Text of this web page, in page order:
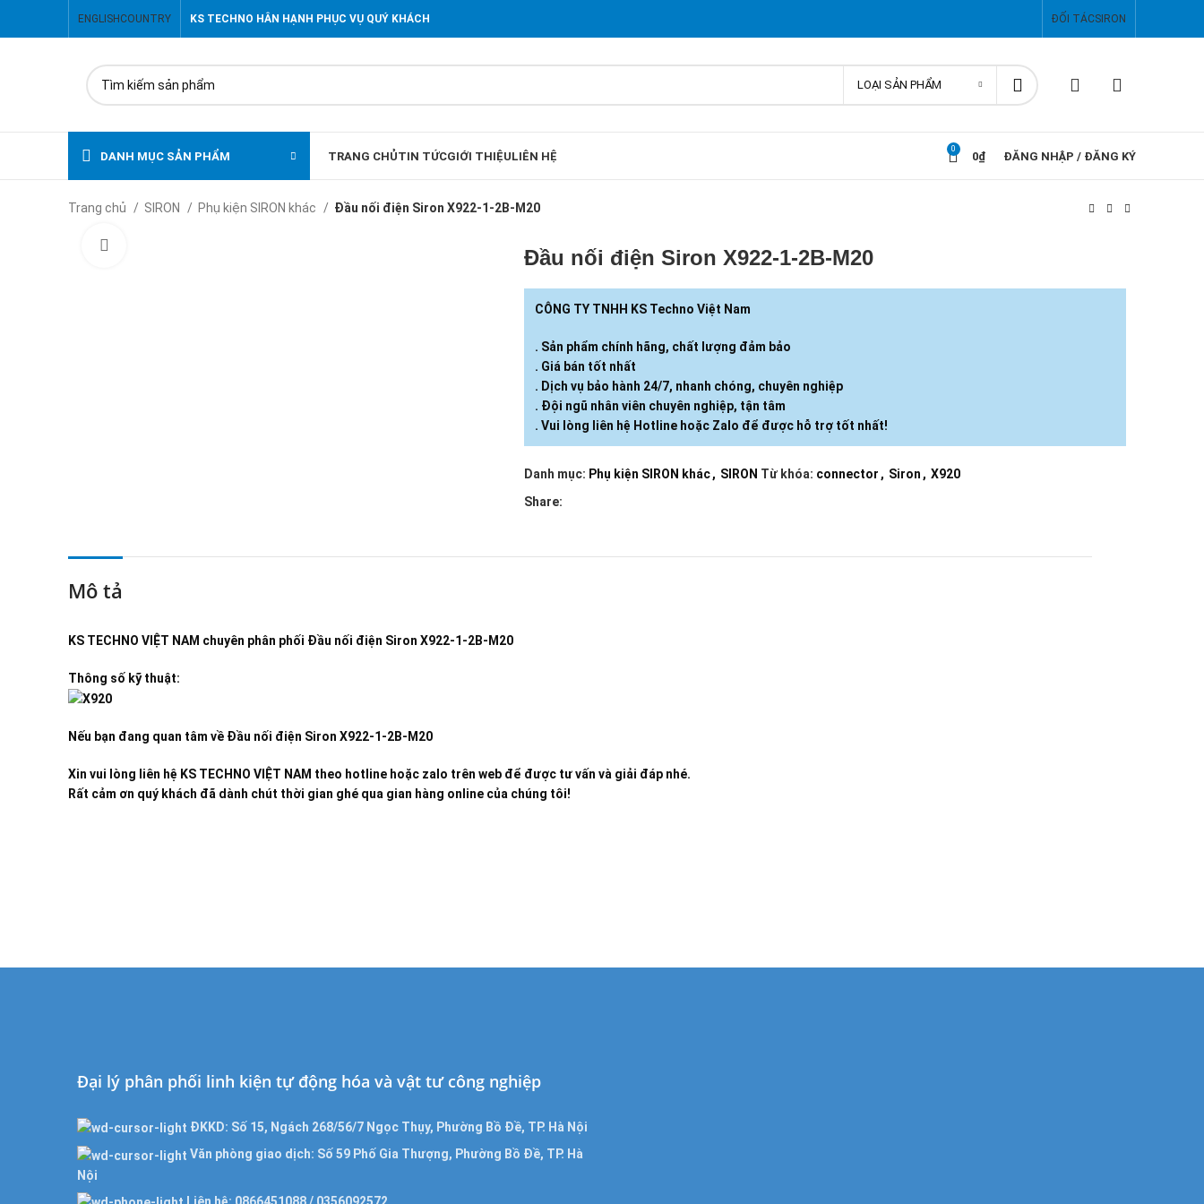
ENGLISH COUNTRY KS TECHNO HÂN HẠNH PHỤC VỤ QUÝ KHÁCH ĐỐI TÁCSIRON
LOẠI SẢN PHẨM
DANH MỤC SẢN PHẨM TRANG CHỦTIN TỨCGIỚI THIỆULIÊN HỆ
0
0₫ ĐĂNG NHẬP / ĐĂNG KÝ
Trang chủ SIRON Phụ kiện SIRON khác Đầu nối điện Siron X922-1-2B-M20
Đầu nối điện Siron X922-1-2B-M20
CÔNG TY TNHH KS Techno Việt Nam
. Sản phẩm chính hãng, chất lượng đảm bảo
. Giá bán tốt nhất
. Dịch vụ bảo hành 24/7, nhanh chóng, chuyên nghiệp
. Đội ngũ nhân viên chuyên nghiệp, tận tâm
. Vui lòng liên hệ Hotline hoặc Zalo để được hỗ trợ tốt nhất!
Danh mục: Phụ kiện SIRON khác, SIRON Từ khóa: connector , Siron , X920
Share:
Mô tả
KS TECHNO VIỆT NAM chuyên phân phối Đầu nối điện Siron X922-1-2B-M20
Thông số kỹ thuật:
Nếu bạn đang quan tâm về Đầu nối điện Siron X922-1-2B-M20
Xin vui lòng liên hệ KS TECHNO VIỆT NAM theo hotline hoặc zalo trên web để được tư vấn và giải đáp nhé.
Rất cảm ơn quý khách đã dành chút thời gian ghé qua gian hàng online của chúng tôi!
Đại lý phân phối linh kiện tự động hóa và vật tư công nghiệp
ĐKKD: Số 15, Ngách 268/56/7 Ngọc Thụy, Phường Bồ Đề, TP. Hà Nội
Văn phòng giao dịch: Số 59 Phố Gia Thượng, Phường Bồ Đề, TP. Hà
Nội
Liên hệ: 0866451088 / 0356092572